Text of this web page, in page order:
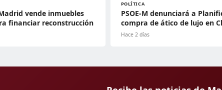
vende inmuebles
financiar reconstrucción
POLÍTICA
PSOE-M denunciará a
compra de ático de lujo en
Hace 2 días